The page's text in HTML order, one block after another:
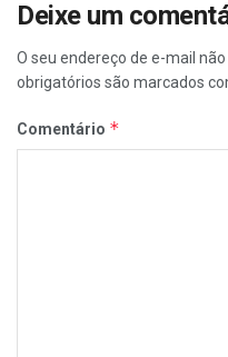
Deixe um
O seu endereço de e-mail não
obrigatórios são marcados
Comentário *